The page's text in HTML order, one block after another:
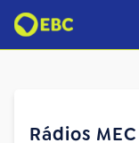
Rádios